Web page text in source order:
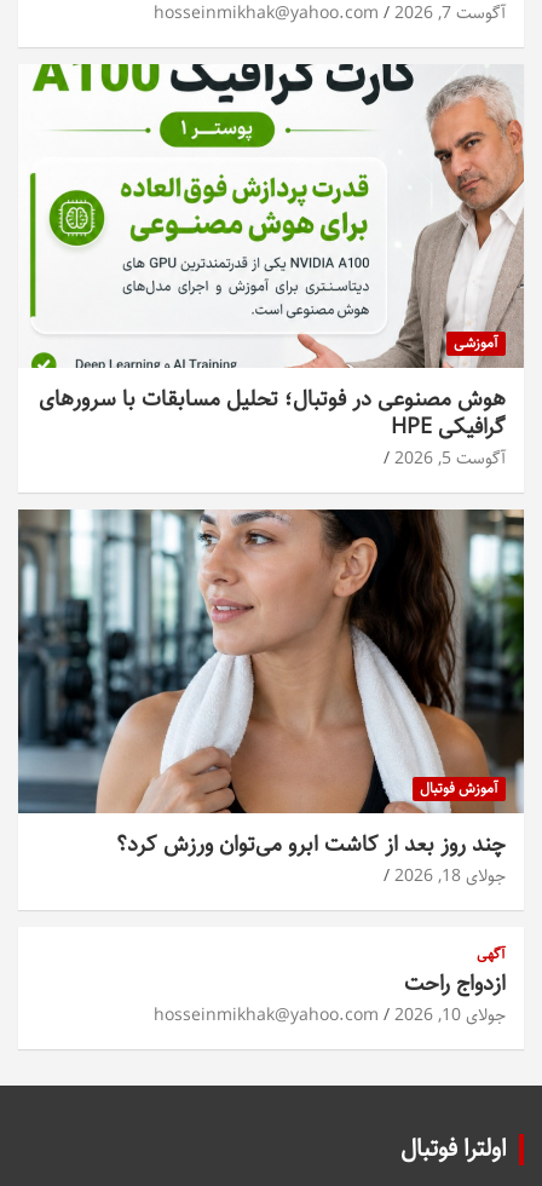
آگوست 7, 2026 hosseinmikhak@yahoo.com
آموزشی
هوش مصنوعی در فوتبال؛ تحلیل مسابقات با سرورهای
گرافیکی HPE
آگوست 5, 2026
آموزش فوتبال
چند روز بعد از کاشت ابرو می‌توان ورزش کرد؟
جولای 18, 2026
آگهی
ازدواج راحت
جولای 10, 2026 hosseinmikhak@yahoo.com
اولترا فوتبال